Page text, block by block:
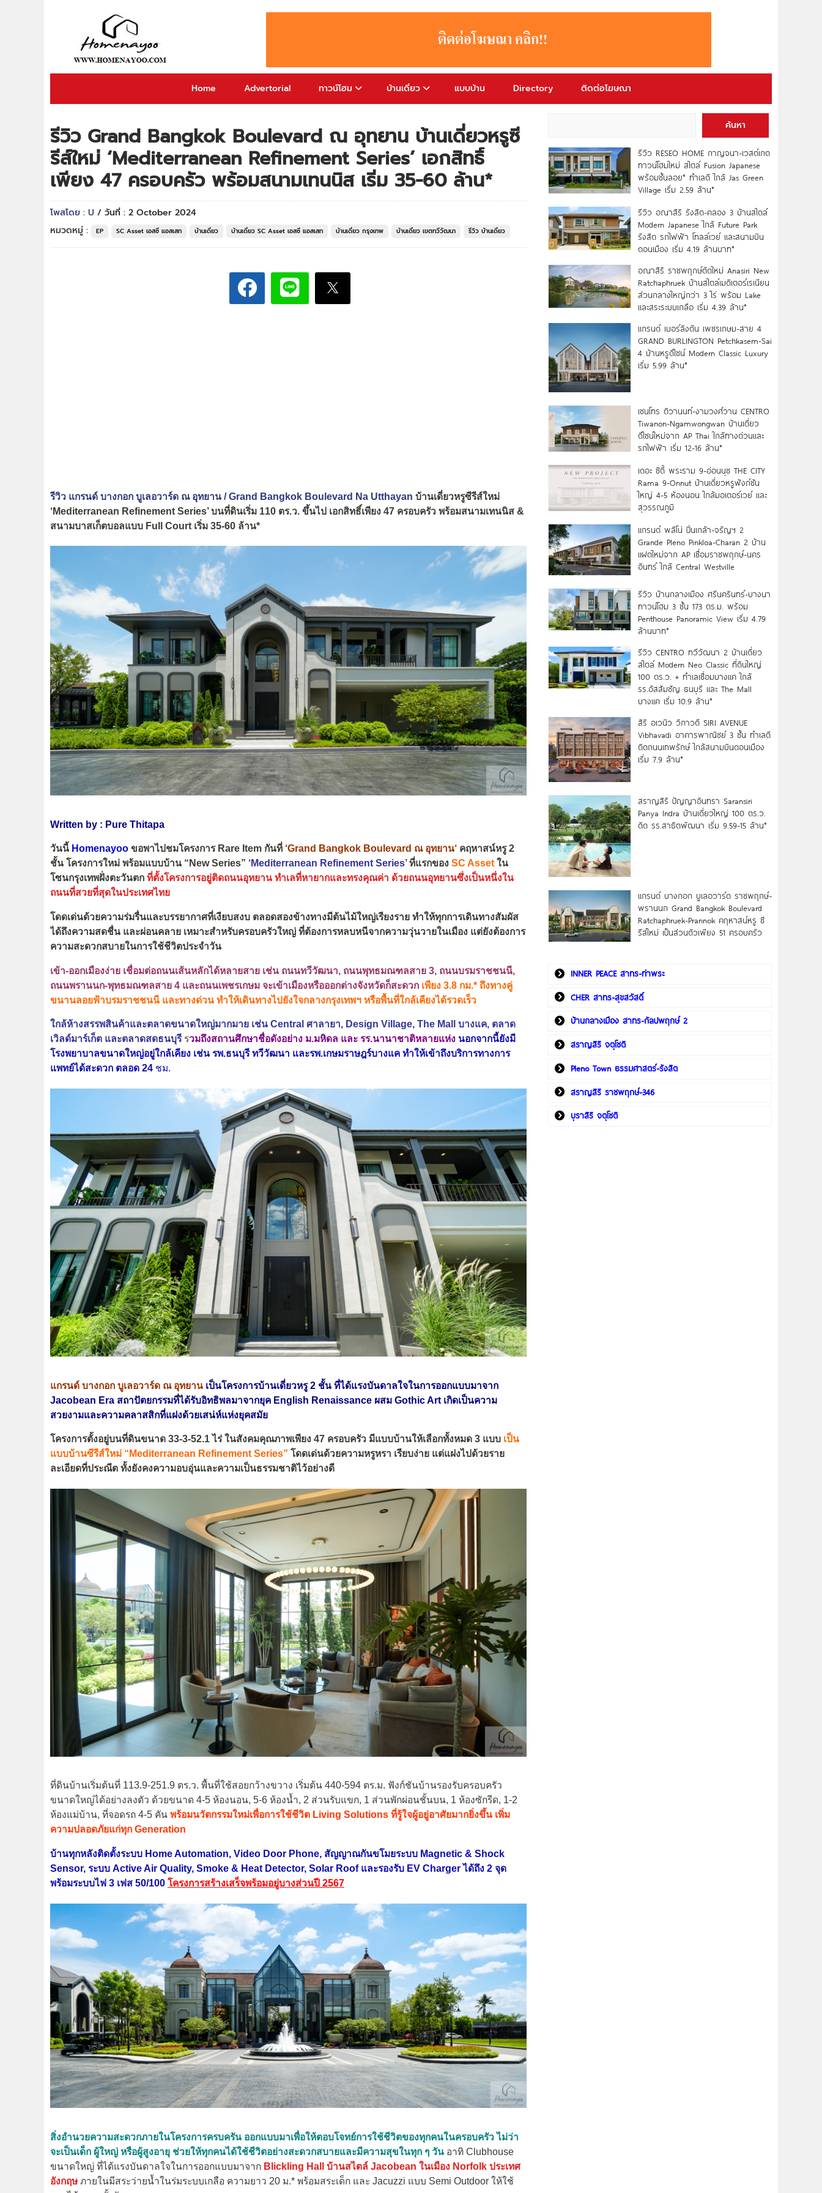
Home Advertorial ทาวน์โฮม บ้านเดี่ยว แบบบ้าน Directory ติดต่อโฆษณา
รีวิว Grand Bangkok Boulevard ณ อุทยาน บ้านเดี่ยวหรูซี
รีส์ใหม่ ‘Mediterranean Refinement Series’ เอกสิทธิ์
เพียง 47 ครอบครัว พร้อมสนามเทนนิส เริ่ม 35-60 ล้าน*
โพสโดย : U / วันที่ : 2 October 2024
หมวดหมู่ :
EP SC Asset เอสซี แอสเสท บ้านเดี่ยว บ้านเดี่ยว SC Asset เอสซี แอสเสท บ้านเดี่ยว กรุงเทพ บ้านเดี่ยว เขตทวีวัฒนา รีวิว บ้านเดี่ยว
รีวิว แกรนด์ บางกอก บูเลอวาร์ด ณ อุทยาน / Grand Bangkok Boulevard Na Utthayan บ้านเดี่ยวหรูซีรีส์ใหม่
‘Mediterranean Refinement Series’ บนที่ดินเริ่ม 110 ตร.ว. ขึ้นไป เอกสิทธิ์เพียง 47 ครอบครัว พร้อมสนามเทนนิส &
สนามบาสเก็ตบอลแบบ Full Court เริ่ม 35-60 ล้าน*
Written by : Pure Thitapa
วันนี้ Homenayoo ขอพาไปชมโครงการ Rare Item กันที่ ‘Grand Bangkok Boulevard ณ อุทยาน‘ คฤหาสน์หรู 2
ชั้น โครงการใหม่ พร้อมแบบบ้าน “New Series” ‘Mediterranean Refinement Series’ที่แรกของ SC Assetใน
โซนกรุงเทพฝั่งตะวันตก ที่ตั้งโครงการอยู่ติดถนนอุทยาน ทำเลที่หายากและทรงคุณค่า ด้วยถนนอุทยานซึ่งเป็นหนึ่งใน
ถนนที่สวยที่สุดในประเทศไทย
โดดเด่นด้วยความร่มรื่นและบรรยากาศที่เงียบสงบ ตลอดสองข้างทางมีต้นไม้ใหญ่เรียงราย ทำให้ทุกการเดินทางสัมผัส
ได้ถึงความสดชื่น และผ่อนคลาย เหมาะสำหรับครอบครัวใหญ่ ที่ต้องการหลบหนีจากความวุ่นวายในเมือง แต่ยังต้องการ
ความสะดวกสบายในการใช้ชีวิตประจำวัน
เข้า-ออกเมืองง่าย เชื่อมต่อถนนเส้นหลักได้หลายสาย เช่น ถนนทวีวัฒนา, ถนนพุทธมณฑลสาย 3, ถนนบรมราชชนนี,
ถนนพรานนก-พุทธมณฑลสาย 4 และถนนเพชรเกษม จะเข้าเมืองหรือออกต่างจังหวัดก็สะดวก เพียง 3.8 กม.* ถึงทางคู่
ขนานลอยฟ้าบรมราชชนนี และทางด่วน ทำให้เดินทางไปยังใจกลางกรุงเทพฯ หรือพื้นที่ใกล้เคียงได้รวดเร็ว
ใกล้ห้างสรรพสินค้าและตลาดขนาดใหญ่มากมาย เช่น Central ศาลายา, Design Village, The Mall บางแค, ตลาด
เวิลด์มาร์เก็ต และตลาดสดธนบุรีรวมถึงสถานศึกษาชื่อดังอย่าง ม.มหิดล และ รร.นานาชาติหลายแห่ง นอกจากนี้ยังมี
โรงพยาบาลขนาดใหญ่อยู่ใกล้เคียง เช่น รพ.ธนบุรี ทวีวัฒนา และรพ.เกษมราษฎร์บางแค ทำให้เข้าถึงบริการทางการ
แพทย์ได้สะดวก ตลอด 24 ชม.
แกรนด์ บางกอก บูเลอวาร์ด ณ อุทยาน เป็นโครงการบ้านเดี่ยวหรู 2 ชั้น ที่ได้แรงบันดาลใจในการออกแบบมาจาก
Jacobean Era สถาปัตยกรรมที่ได้รับอิทธิพลมาจากยุค English Renaissance ผสม Gothic Art เกิดเป็นความ
สวยงามและความคลาสสิกที่แฝงด้วยเสน่ห์แห่งยุคสมัย
โครงการตั้งอยู่บนที่ดินขนาด 33-3-52.1 ไร่ ในสังคมคุณภาพเพียง 47 ครอบครัว มีแบบบ้านให้เลือกทั้งหมด 3 แบบ เป็น
แบบบ้านซีรีส์ใหม่ “Mediterranean Refinement Series” โดดเด่นด้วยความหรูหรา เรียบง่าย แต่แฝงไปด้วยราย
ละเอียดที่ประณีต ทั้งยังคงความอบอุ่นและความเป็นธรรมชาติไว้อย่างดี
ที่ดินบ้านเริ่มต้นที่ 113.9-251.9 ตร.ว. พื้นที่ใช้สอยกว้างขวาง เริ่มต้น 440-594 ตร.ม. ฟังก์ชันบ้านรองรับครอบครัว
ขนาดใหญ่ได้อย่างลงตัว ด้วยขนาด 4-5 ห้องนอน, 5-6 ห้องน้ำ, 2 ส่วนรับแขก, 1 ส่วนพักผ่อนชั้นบน, 1 ห้องซักรีด, 1-2
ห้องแม่บ้าน, ที่จอดรถ 4-5 คัน พร้อมนวัตกรรมใหม่เพื่อการใช้ชีวิต Living Solutions ที่รู้ใจผู้อยู่อาศัยมากยิ่งขึ้น เพิ่ม
ความปลอดภัยแก่ทุก Generation
บ้านทุกหลังติดตั้งระบบ Home Automation, Video Door Phone, สัญญาณกันขโมยระบบ Magnetic & Shock
Sensor, ระบบ Active Air Quality, Smoke & Heat Detector, Solar Roof และรองรับ EV Charger ได้ถึง 2 จุด
พร้อมระบบไฟ 3 เฟส 50/100 โครงการสร้างเสร็จพร้อมอยู่บางส่วนปี 2567
สิ่งอำนวยความสะดวกภายในโครงการครบครัน ออกแบบมาเพื่อให้ตอบโจทย์การใช้ชีวิตของทุกคนในครอบครัว ไม่ว่า
จะเป็นเด็ก ผู้ใหญ่ หรือผู้สูงอายุ ช่วยให้ทุกคนได้ใช้ชีวิตอย่างสะดวกสบายและมีความสุขในทุก ๆ วัน อาทิ Clubhouse
ขนาดใหญ่ ที่ได้แรงบันดาลใจในการออกแบบมาจาก Blickling Hall บ้านสไตล์ Jacobean ในเมือง Norfolk ประเทศ
อังกฤษภายในมีสระว่ายน้ำในร่มระบบเกลือ ความยาว 20 ม.* พร้อมสระเด็ก และ Jacuzzi แบบ Semi Outdoor ให้ใช้
ค้นหา
รีวิว RESEO HOME กาญจนา-เวสต์เกต
ทาวน์โฮมใหม่ สไตล์ Fusion Japanese
พร้อมชั้นลอย* ทำเลดี ใกล้ Jas Green
Village เริ่ม 2.59 ล้าน*
รีวิว อณาสิริ รังสิต-คลอง 3 บ้านสไตล์
Modern Japanese ใกล้ Future Park
รังสิต รถไฟฟ้า โทลล์เวย์ และสนามบิน
ดอนเมือง เริ่ม 4.19 ล้านบาท*
อณาสิริ ราชพฤกษ์ตัดใหม่ Anasiri New
Ratchaphruek บ้านสไตล์เมดิเตอร์เรเนียน
ส่วนกลางใหญ่กว่า 3 ไร่ พร้อม Lake
และสระระบบเกลือ เริ่ม 4.39 ล้าน*
แกรนด์ เบอร์ลิงตัน เพชรเกษม-สาย 4
GRAND BURLINGTON Petchkasem-Sai
4 บ้านหรูดีไซน์ Modern Classic Luxury
เริ่ม 5.99 ล้าน*
เซนโทร ติวานนท์-งามวงศ์วาน CENTRO
Tiwanon-Ngamwongwan บ้านเดี่ยว
ดีไซน์ใหม่จาก AP Thai ใกล้ทางด่วนและ
รถไฟฟ้า เริ่ม 12-16 ล้าน*
เดอะ ซิตี้ พระราม 9-อ่อนนุช THE CITY
Rama 9-Onnut บ้านเดี่ยวหรูฟังก์ชัน
ใหญ่ 4-5 ห้องนอน ใกล้มอเตอร์เวย์ และ
สุวรรณภูมิ
แกรนด์ พลีโน่ ปิ่นเกล้า-จรัญฯ 2
Grande Pleno Pinkloa-Charan 2 บ้าน
แฝดใหม่จาก AP เชื่อมราชพฤกษ์-นคร
อินทร์ ใกล้ Central Westville
รีวิว บ้านกลางเมือง ศรีนครินทร์-บางนา
ทาวน์โฮม 3 ชั้น 173 ตร.ม. พร้อม
Penthouse Panoramic View เริ่ม 4.79
ล้านบาท*
รีวิว CENTRO ทวีวัฒนา 2 บ้านเดี่ยว
สไตล์ Modern Neo Classic ที่ดินใหญ่
100 ตร.ว. + ทำเลเชื่อมบางแค ใกล้
รร.อัสสัมชัญ ธนบุรี และ The Mall
บางแค เริ่ม 10.9 ล้าน*
สิริ อเวนิว วิภาวดี SIRI AVENUE
Vibhavadi อาคารพาณิชย์ 3 ชั้น ทำเลดี
ติดถนนเทพรักษ์ ใกล้สนามบินดอนเมือง
เริ่ม 7.9 ล้าน*
สราญสิริ ปัญญาอินทรา Saransiri
Panya Indra บ้านเดี่ยวใหญ่ 100 ตร.ว.
ดิด รร.สาธิตพัฒนา เริ่ม 9.59-15 ล้าน*
แกรนด์ บางกอก บูเลอวาร์ด ราชพฤกษ์-
พรานนก Grand Bangkok Boulevard
Ratchaphruek-Prannok คฤหาสน์หรู ซี
รีส์ใหม่ เป็นส่วนตัวเพียง 51 ครอบครัว
INNER PEACE สาทร-ท่าพระ
CHER สาทร-สุขสวัสดิ์
บ้านกลางเมือง สาทร-กัลปพฤกษ์ 2
สราญสิริ จตุโชติ
Pleno Town ธรรมศาสตร์-รังสิต
สราญสิริ ราชพฤกษ์-346
บุราสิริ จตุโชติ